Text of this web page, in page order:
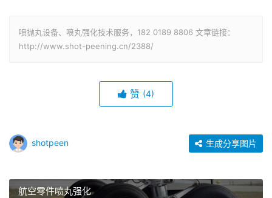
喷抛丸设备、喷丸强化技术服务，182 0189 8806 文章链接：
http://www.shot-peening.cn/2388/
赞 (4)
shotpeen 生成分享图片
航空零件喷丸强化